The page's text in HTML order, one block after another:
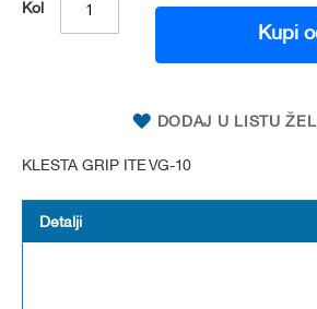
Kol
Kupi
DODAJ U LISTU
KLESTA GRIP ITE VG-10
Detalji